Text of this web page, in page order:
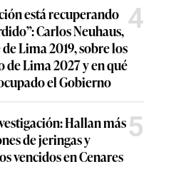
está recuperando
Carlos Neuhaus,
Lima 2019, sobre los
de Lima 2027 y en qué
el Gobierno
4
Hallan más
de jeringas y
vencidos en Cenares
5